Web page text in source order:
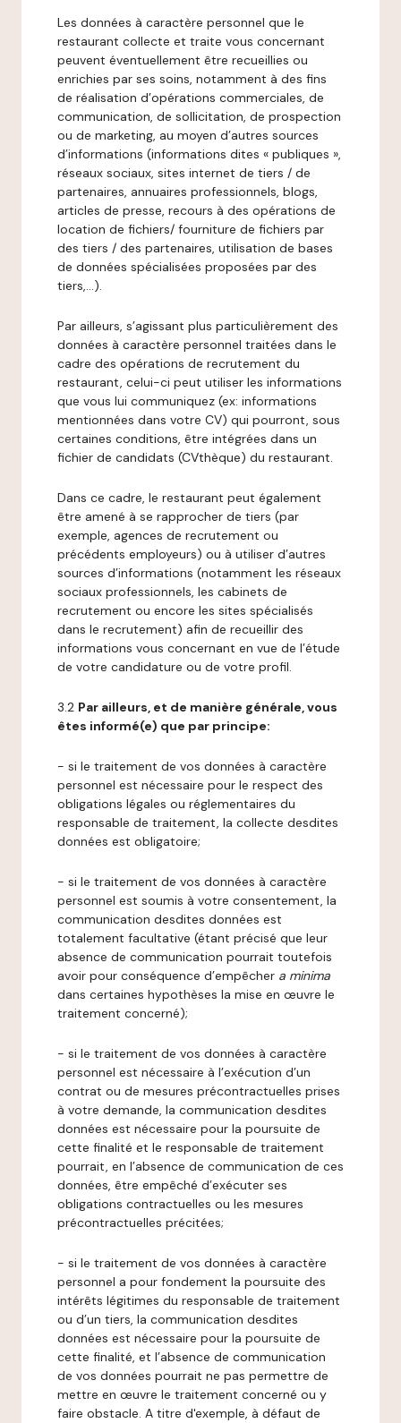
Les données à caractère personnel que le
restaurant collecte et traite vous concernant
peuvent éventuellement être recueillies ou
enrichies par ses soins, notamment à des fins
de réalisation d’opérations commerciales, de
communication, de sollicitation, de prospection
ou de marketing, au moyen d’autres sources
d’informations (informations dites « publiques »,
réseaux sociaux, sites internet de tiers / de
partenaires, annuaires professionnels, blogs,
articles de presse, recours à des opérations de
location de fichiers/ fourniture de fichiers par
des tiers / des partenaires, utilisation de bases
de données spécialisées proposées par des
tiers,…).
Par ailleurs, s’agissant plus particulièrement des
données à caractère personnel traitées dans le
cadre des opérations de recrutement du
restaurant, celui-ci peut utiliser les informations
que vous lui communiquez (ex: informations
mentionnées dans votre CV) qui pourront, sous
certaines conditions, être intégrées dans un
fichier de candidats (CVthèque) du restaurant.
Dans ce cadre, le restaurant peut également
être amené à se rapprocher de tiers (par
exemple, agences de recrutement ou
précédents employeurs) ou à utiliser d’autres
sources d’informations (notamment les réseaux
sociaux professionnels, les cabinets de
recrutement ou encore les sites spécialisés
dans le recrutement) afin de recueillir des
informations vous concernant en vue de l’étude
de votre candidature ou de votre profil.
3.2 Par ailleurs, et de manière générale, vous
êtes informé(e) que par principe:
- si le traitement de vos données à caractère
personnel est nécessaire pour le respect des
obligations légales ou réglementaires du
responsable de traitement, la collecte desdites
données est obligatoire;
- si le traitement de vos données à caractère
personnel est soumis à votre consentement, la
communication desdites données est
totalement facultative (étant précisé que leur
absence de communication pourrait toutefois
avoir pour conséquence d’empêcher a minima
dans certaines hypothèses la mise en œuvre le
traitement concerné);
- si le traitement de vos données à caractère
personnel est nécessaire à l’exécution d’un
contrat ou de mesures précontractuelles prises
à votre demande, la communication desdites
données est nécessaire pour la poursuite de
cette finalité et le responsable de traitement
pourrait, en l’absence de communication de ces
données, être empêché d’exécuter ses
obligations contractuelles ou les mesures
précontractuelles précitées;
- si le traitement de vos données à caractère
personnel a pour fondement la poursuite des
intérêts légitimes du responsable de traitement
ou d’un tiers, la communication desdites
données est nécessaire pour la poursuite de
cette finalité, et l’absence de communication
de vos données pourrait ne pas permettre de
mettre en œuvre le traitement concerné ou y
faire obstacle. A titre d'exemple, à défaut de